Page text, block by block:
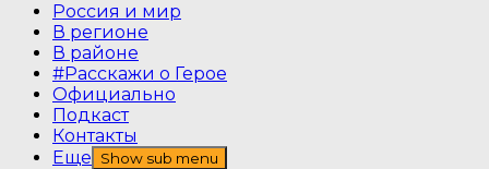
Россия и мир
В регионе
В районе
#Расскажи о Герое
Официально
Подкаст
Контакты
Еще
Show sub menu